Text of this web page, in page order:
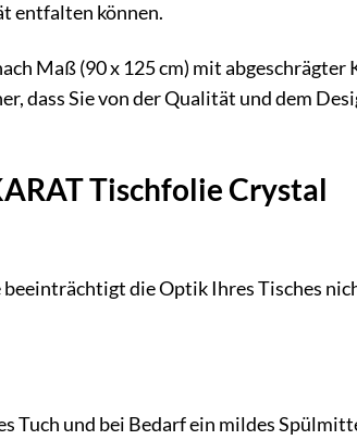
entfalten können.
Maß (90 x 125 cm) mit
dass Sie von der Qualität und dem
Tischfolie Crystal
die Optik Ihres Tisches
Tuch und bei Bedarf ein mildes